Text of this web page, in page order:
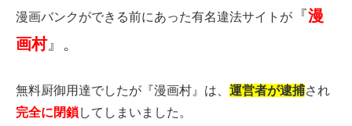
漫画バンクができる前にあった有名違法サイトが 『漫
画村』。
無料厨御用達でしたが『漫画村』は、 運営者が逮捕され
完全に閉鎖してしまいました。